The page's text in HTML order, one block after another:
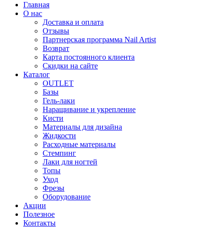
Главная
О нас
Доставка и оплата
Отзывы
Партнерская программа Nail Artist
Возврат
Карта постоянного клиента
Скидки на сайте
Каталог
OUTLET
Базы
Гель-лаки
Наращивание и укрепление
Кисти
Материалы для дизайна
Жидкости
Расходные материалы
Стемпинг
Лаки для ногтей
Топы
Уход
Фрезы
Оборудование
Акции
Полезное
Контакты